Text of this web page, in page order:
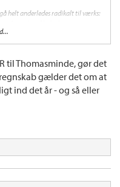
helt anderledes radikalt til værks:
det er selvfølgelig planer på en
til Thomasminde, gør det
gælder det om at
ind det år - og så eller